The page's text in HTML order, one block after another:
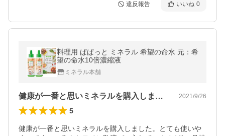
違反報告 いいね 0
料理用 ぱぱっと ミネラル 希望の命水 元：希
望の命水10倍濃縮液
ミネラル本舗
健康が一番と思いミネラルを購入しました… 2021/9/26
5
健康が一番と思いミネラルを購入しました。とても使いや